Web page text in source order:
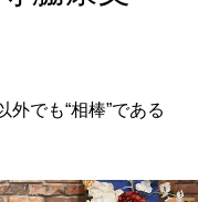
外でも“相棒”である